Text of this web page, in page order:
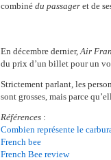
combiné du passager et de
En décembre dernier,Air
du prix d’un billet pour un
Strictement parlant, les
sont grosses, mais parce
Références :
Combien représente le
French bee
French Bee review